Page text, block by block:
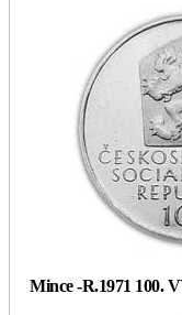
Mince -R.1971 100.